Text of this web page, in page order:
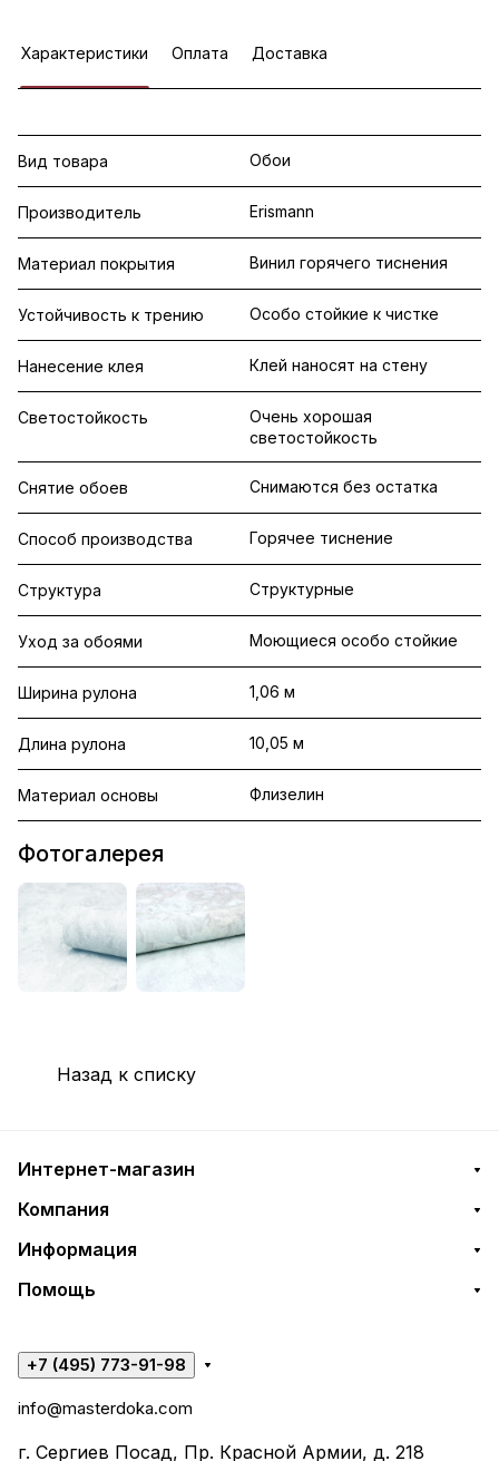
Характеристики Оплата Доставка
Вид товара Обои
Производитель Erismann
Материал покрытия Винил горячего тиснения
Устойчивость к трению Особо стойкие к чистке
Нанесение клея Клей наносят на стену
Светостойкость
Очень хорошая
светостойкость
Снятие обоев Снимаются без остатка
Способ производства Горячее тиснение
Структура Структурные
Уход за обоями Моющиеся особо стойкие
Ширина рулона 1,06 м
Длина рулона 10,05 м
Материал основы Флизелин
Фотогалерея
Назад к списку
Интернет-магазин
Компания
Информация
Помощь
+7 (495) 773-91-98
info@masterdoka.com
г. Сергиев Посад, Пр. Красной Армии, д. 218